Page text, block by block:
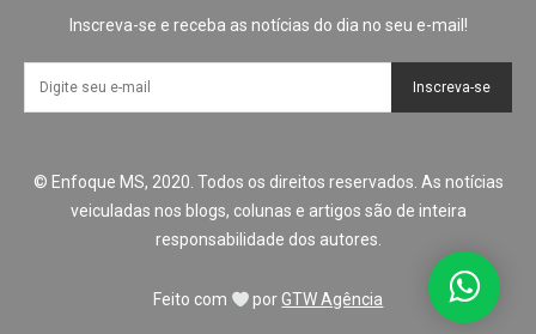
Inscreva-se e receba as notícias do dia no seu e-mail!
Inscreva-se
© Enfoque MS, 2020. Todos os direitos reservados. As notícias
veiculadas nos blogs, colunas e artigos são de inteira
responsabilidade dos autores.
Feito com porGTW Agência